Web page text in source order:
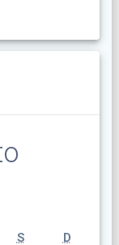
SsábadoD